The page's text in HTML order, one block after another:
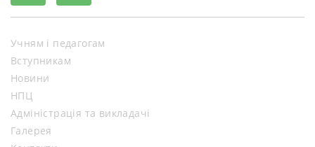
Учням і педагогам
Вступникам
Новини
НПЦ
Адміністрація та викладачі
Галерея